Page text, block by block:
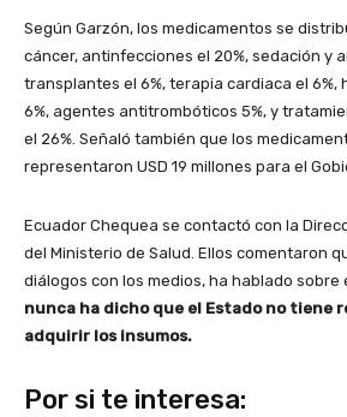
Según Garzón, los medicamentos se
cáncer, antinfecciones el 20%, sedación y
transplantes el 6%, terapia cardiaca el 6%,
6%, agentes antitrombóticos 5%, y
el 26%. Señaló también que los
representaron USD 19 millones para el
Ecuador Chequea se contactó con la
del Ministerio de Salud. Ellos comentaron
diálogos con los medios, ha hablado sobre
nunca ha dicho que el Estado no tiene
adquirir los insumos.
Por si te interesa: